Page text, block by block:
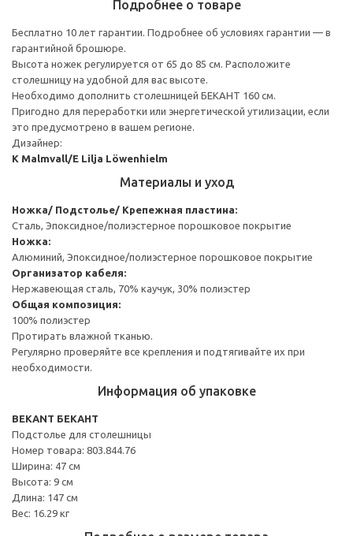
Подробнее о товаре
Бесплатно 10 лет гарантии. Подробнее об условиях гарантии — в
гарантийной брошюре.
Высота ножек регулируется от 65 до 85 см. Расположите
столешницу на удобной для вас высоте.
Необходимо дополнить столешницей БЕКАНТ 160 см.
Пригодно для переработки или энергетической утилизации, если
это предусмотрено в вашем регионе.
Дизайнер:
K Malmvall/E Lilja Löwenhielm
Материалы и уход
Ножка/ Подстолье/ Крепежная пластина:
Сталь, Эпоксидное/полиэстерное порошковое покрытие
Ножка:
Алюминий, Эпоксидное/полиэстерное порошковое покрытие
Организатор кабеля:
Нержавеющая сталь, 70% каучук, 30% полиэстер
Общая композиция:
100% полиэстер
Протирать влажной тканью.
Регулярно проверяйте все крепления и подтягивайте их при
необходимости.
Информация об упаковке
BEKANT БЕКАНТ
Подстолье для столешницы
Номер товара: 803.844.76
Ширина: 47 см
Высота: 9 см
Длина: 147 см
Вес: 16.29 кг